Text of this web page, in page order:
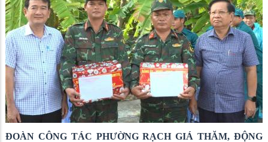
ĐOÀN CÔNG TÁC PHƯỜNG RẠCH GIÁ THĂM, ĐỘNG